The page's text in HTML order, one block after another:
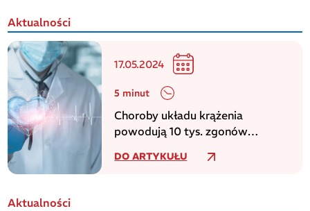
Aktualności
17.05.2024
5 minut
Choroby układu krążenia
powodują 10 tys. zgonów
WHO
DO ARTYKUŁU
Aktualności